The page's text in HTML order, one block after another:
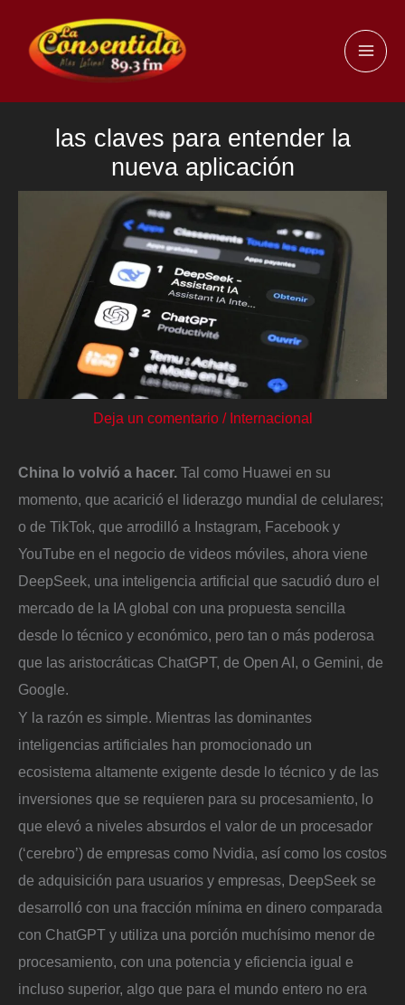
contenido
las claves para entender la
nueva aplicación
Deja un comentario / Internacional
China lo volvió a hacer. Tal como Huawei en su
momento, que acarició el liderazgo mundial de celulares;
o de TikTok, que arrodilló a Instagram, Facebook y
YouTube en el negocio de videos móviles, ahora viene
DeepSeek, una inteligencia artificial que sacudió duro el
mercado de la IA global con una propuesta sencilla
desde lo técnico y económico, pero tan o más poderosa
que las aristocráticas ChatGPT, de Open AI, o Gemini, de
Google.
Y la razón es simple. Mientras las dominantes
inteligencias artificiales han promocionado un
ecosistema altamente exigente desde lo técnico y de las
inversiones que se requieren para su procesamiento, lo
que elevó a niveles absurdos el valor de un procesador
(‘cerebro’) de empresas como Nvidia, así como los costos
de adquisición para usuarios y empresas, DeepSeek se
desarrolló con una fracción mínima en dinero comparada
con ChatGPT y utiliza una porción muchísimo menor de
procesamiento, con una potencia y eficiencia igual e
incluso superior, algo que para el mundo entero no era